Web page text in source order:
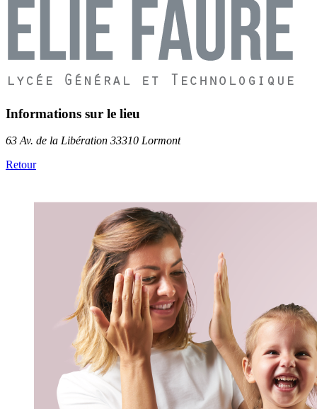
Informations sur le lieu
63 Av. de la Libération 33310 Lormont
Retour